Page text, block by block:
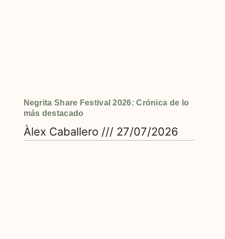
Negrita Share Festival 2026: Crónica de lo
más destacado
Àlex Caballero 27/07/2026